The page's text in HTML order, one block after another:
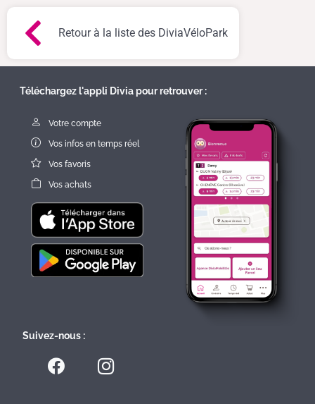
Retour à la liste des DiviaVéloPark
Téléchargez l'appli Divia pour retrouver :
Votre compte
Vos infos en temps réel
Vos favoris
Vos achats
Suivez-nous :